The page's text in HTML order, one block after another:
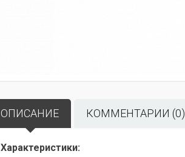
ОПИСАНИЕ КОММЕНТАРИИ (0)
Характеристики: